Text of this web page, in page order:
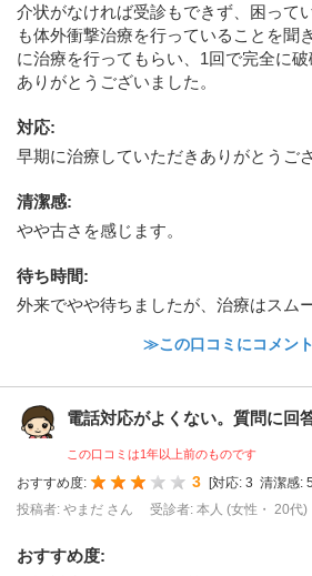
介状がなければ受診もできず、困って
も体外衝撃治療を行っていることを聞
に治療を行ってもらい、1回で完全に
ありがとうございました。
対応:
早期に治療していただきありがとうご
清潔感:
やや古さを感じます。
待ち時間:
外来でやや待ちましたが、治療はスム
≫この口コミにコメン
電話対応がよくない。質問に回
この口コミは1年以上前のものです
おすすめ度: 3 [対応: 3 清潔感: 5
投稿者: やまだ さん
受診者: 本人 (女性・ 20代)
おすすめ度: